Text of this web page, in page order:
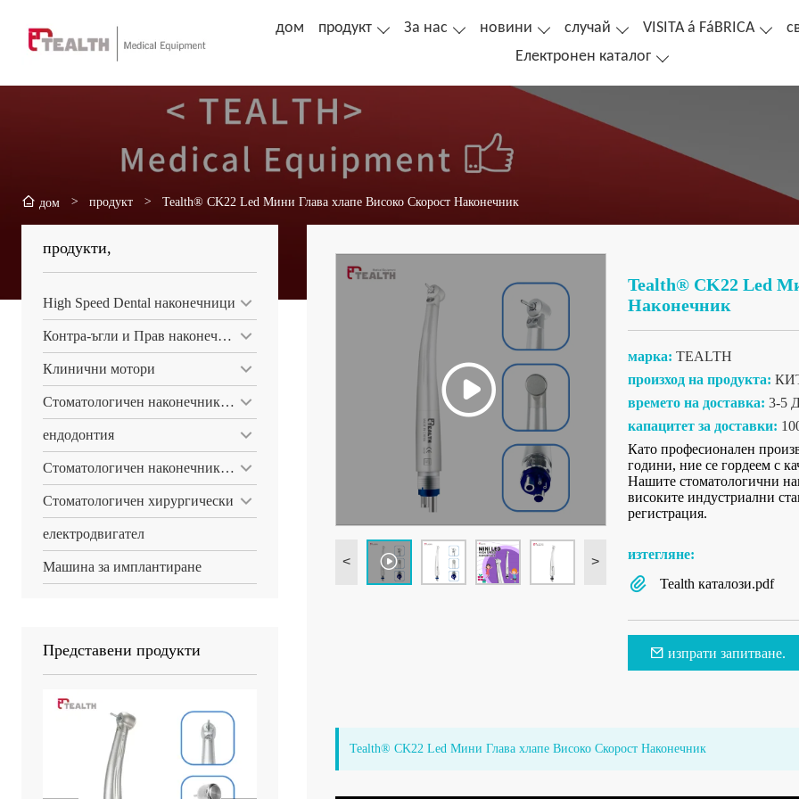
дом продукт За нас новини случай VISITA á FáBRICA
Електронен каталог
дом > продукт > Tealth® CK22 Led Мини Глава хлапе Високо Скорост ​​Наконечник
продукти,
High Speed ​​Dental наконечници
Контра-ъгли и Прав наконечник
Клинични мотори
Стоматологичен наконечник Set
ендодонтия
Стоматологичен наконечник поддръжка
Стоматологичен хирургически
електродвигател
Машина за имплантиране
Представени продукти
< >
Tealth® CK22 Led
Наконечник
марка: TEALTH
произход на продукта:
времето на доставка: 3-5
капацитет за доставки:
Като професионален
години, ние се гордеем с
Нашите стоматологични
високите индустриални
регистрация.
изтегляне:
Tealth каталози.pdf
изпрати запитване.
Tealth® CK22 Led Мини Глава хлапе Високо Скорост ​​Наконечник